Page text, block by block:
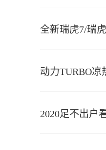
全新瑞虎7/瑞
动力TURBO
2020足不出户